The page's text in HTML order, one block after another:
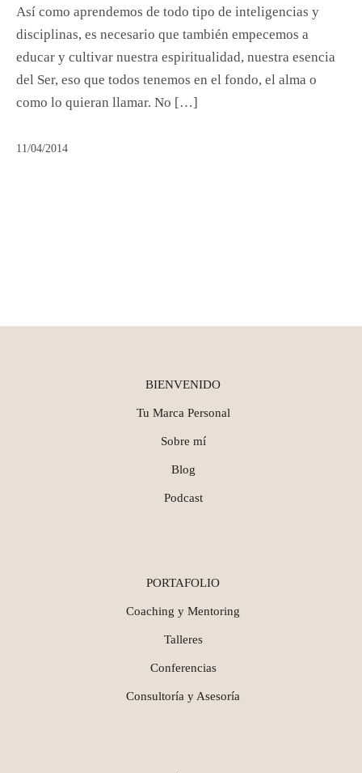
Así como aprendemos de todo tipo de inteligencias y
disciplinas, es necesario que también empecemos a
educar y cultivar nuestra espiritualidad, nuestra esencia
del Ser, eso que todos tenemos en el fondo, el alma o
como lo quieran llamar. No […]
11/04/2014
BIENVENIDO
Tu Marca Personal
Sobre mí
Blog
Podcast
PORTAFOLIO
Coaching y Mentoring
Talleres
Conferencias
Consultoría y Asesoría